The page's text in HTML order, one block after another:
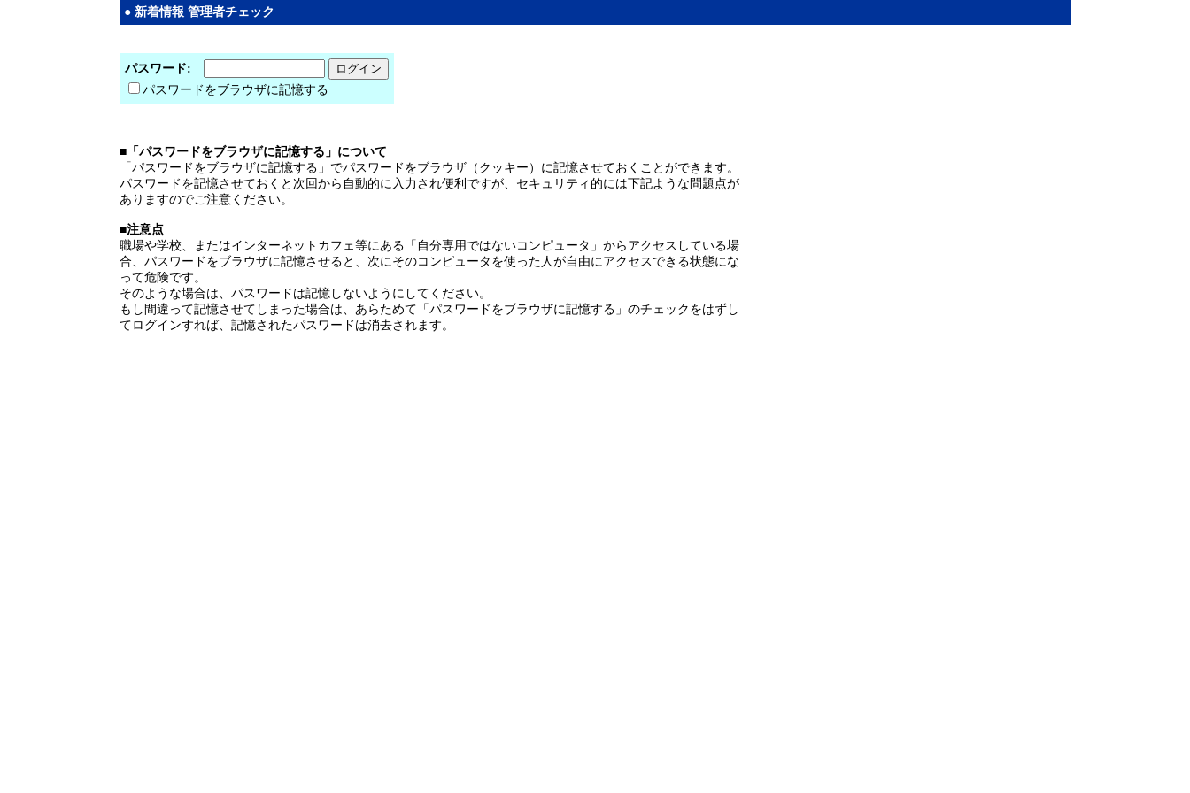
● 新着情報 管理者チェック
パスワード:
パスワードをブラウザに記憶する
■「パスワードをブラウザに記憶する」について
「パスワードをブラウザに記憶する」でパスワードをブラウザ（クッキー）に記憶させておくことができます。
パスワードを記憶させておくと次回から自動的に入力され便利ですが、セキュリティ的には下記ような問題点が
ありますのでご注意ください。
■注意点
職場や学校、またはインターネットカフェ等にある「自分専用ではないコンピュータ」からアクセスしている場
合、パスワードをブラウザに記憶させると、次にそのコンピュータを使った人が自由にアクセスできる状態にな
って危険です。
そのような場合は、パスワードは記憶しないようにしてください。
もし間違って記憶させてしまった場合は、あらためて「パスワードをブラウザに記憶する」のチェックをはずし
てログインすれば、記憶されたパスワードは消去されます。